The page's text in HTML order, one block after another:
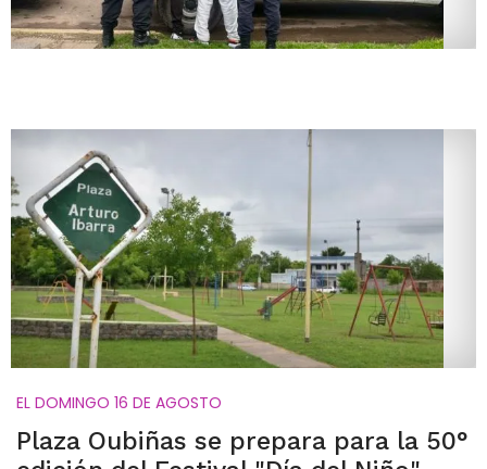
EL DOMINGO 16 DE AGOSTO
Plaza Oubiñas se prepara para la 50°